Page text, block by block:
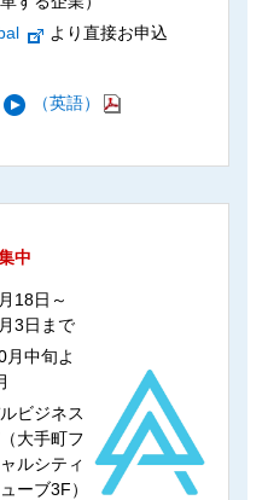
より直接お申込
（英語）
中
18日～
3日まで
月中旬よ
ビジネス
大手町フ
ルシティ
ーブ3F）